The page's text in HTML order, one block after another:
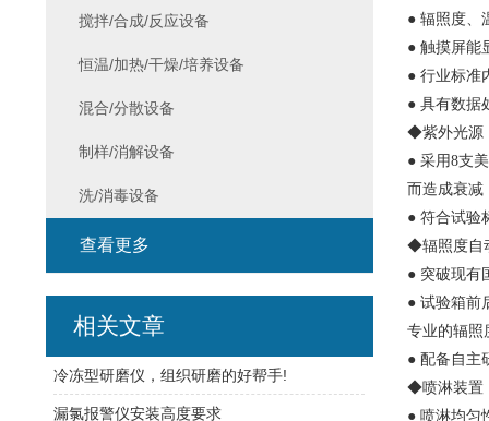
● 辐照度、
● 触摸屏能
● 行业标准
● 具有数据
◆紫外光源
● 采用8支
而造成衰减
● 符合试验
◆辐照度自
● 突破现有
● 试验箱前
专业的辐照
● 配备自主
◆喷淋装置
● 喷淋均匀
搅拌/合成/反应设备
恒温/加热/干燥/培养设备
混合/分散设备
制样/消解设备
洗/消毒设备
查看更多
相关文章
冷冻型研磨仪，组织研磨的好帮手!
漏氯报警仪安装高度要求